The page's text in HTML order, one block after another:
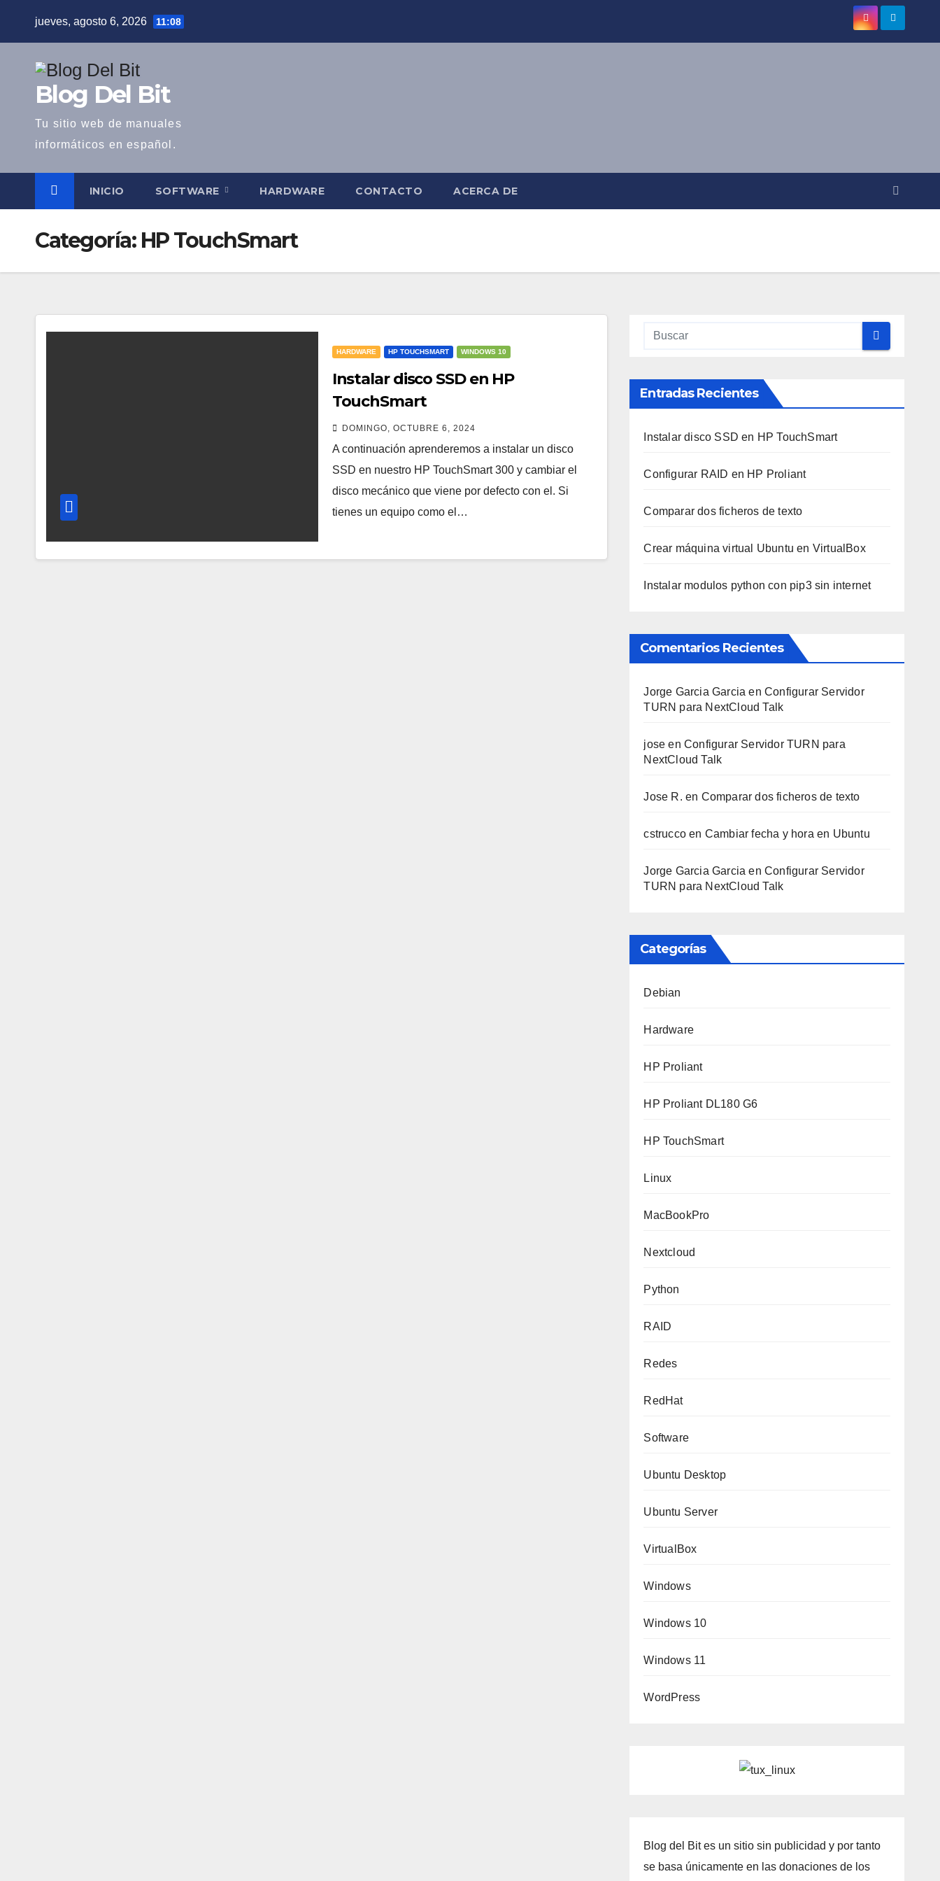
jueves, agosto 6, 2026 11:08
Blog Del Bit
Tu sitio web de manuales
informáticos en español.
INICIO SOFTWARE HARDWARE CONTACTO ACERCA DE
Categoría: HP TouchSmart
HARDWARE HP TOUCHSMART WINDOWS 10
Instalar disco SSD en HP
TouchSmart
DOMINGO, OCTUBRE 6, 2024
A continuación aprenderemos a instalar un disco
SSD en nuestro HP TouchSmart 300 y cambiar el
disco mecánico que viene por defecto con el. Si
tienes un equipo como el…
Entradas Recientes
Instalar disco SSD en HP TouchSmart
Configurar RAID en HP Proliant
Comparar dos ficheros de texto
Crear máquina virtual Ubuntu en VirtualBox
Instalar modulos python con pip3 sin internet
Comentarios Recientes
Jorge Garcia Garcia en Configurar Servidor
TURN para NextCloud Talk
jose en Configurar Servidor TURN para
NextCloud Talk
Jose R. en Comparar dos ficheros de texto
cstruccoen Cambiar fecha y hora en Ubuntu
Jorge Garcia Garcia en Configurar Servidor
TURN para NextCloud Talk
Categorías
Debian
Hardware
HP Proliant
HP Proliant DL180 G6
HP TouchSmart
Linux
MacBookPro
Nextcloud
Python
RAID
Redes
RedHat
Software
Ubuntu Desktop
Ubuntu Server
VirtualBox
Windows
Windows 10
Windows 11
WordPress
Blog del Bit es un sitio sin publicidad y por tanto
se basa únicamente en las donaciones de los